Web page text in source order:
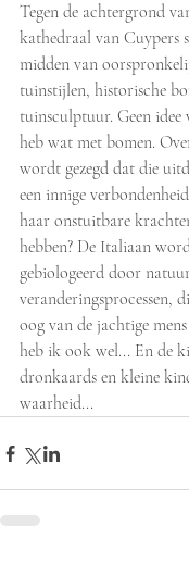
Tegen de achtergrond
kathedraal van Cuypers
midden van
tuinstijlen, historische
tuinsculptuur. Geen
heb wat met bomen.
wordt gezegd dat die
een innige
haar onstuitbare
hebben? De Italiaan
gebiologeerd door
veranderingsprocessen,
oog van de jachtige
heb ik ook wel... En de
dronkaards en kleine
waarheid...